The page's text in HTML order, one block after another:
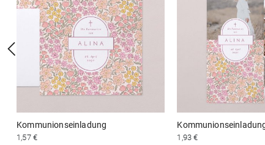
Kommunionseinladung
1,57 € 1,93 €